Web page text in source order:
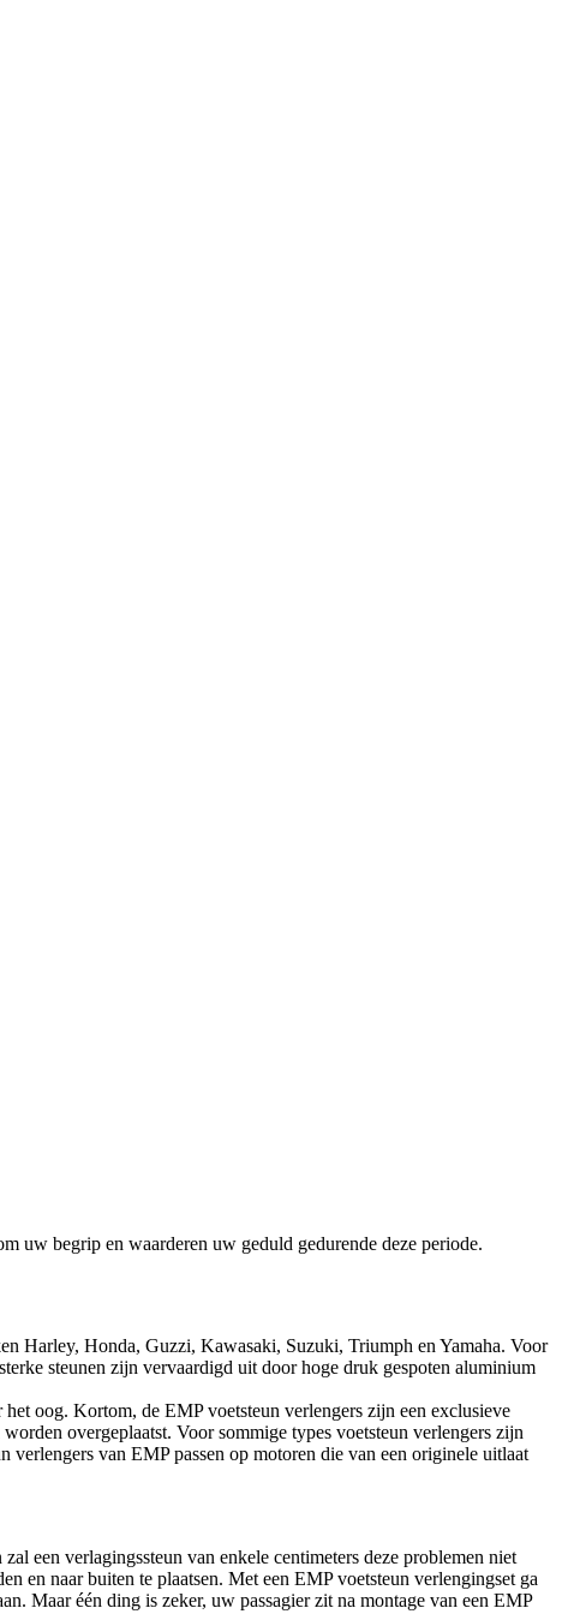
uw begrip en waarderen uw geduld gedurende deze periode.
Harley, Honda, Guzzi, Kawasaki, Suzuki, Triumph en Yamaha. Voor
steunen zijn vervaardigd uit door hoge druk gespoten aluminium
oog. Kortom, de EMP voetsteun verlengers zijn een exclusieve
overgeplaatst. Voor sommige types voetsteun verlengers zijn
verlengers van EMP passen op motoren die van een originele uitlaat
een verlagingssteun van enkele centimeters deze problemen niet
en naar buiten te plaatsen. Met een EMP voetsteun verlengingset ga
Maar één ding is zeker, uw passagier zit na montage van een EMP